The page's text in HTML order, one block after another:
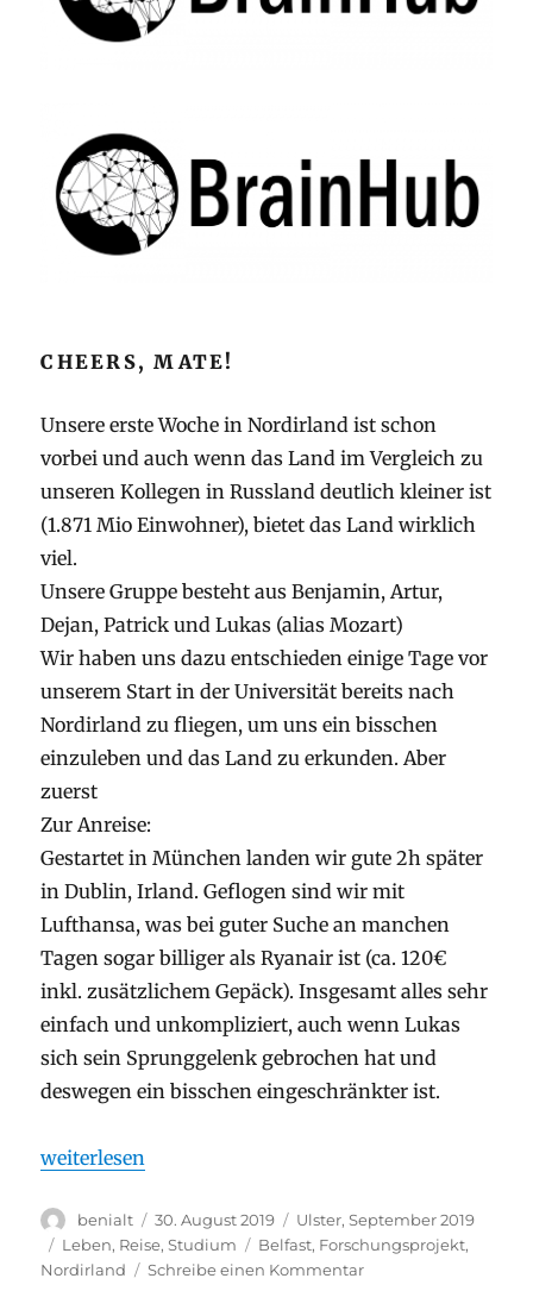
CHEERS, MATE!
Unsere erste Woche in Nordirland ist schon
vorbei und auch wenn das Land im Vergleich zu
unseren Kollegen in Russland deutlich kleiner ist
(1.871 Mio Einwohner), bietet das Land wirklich
viel.
Unsere Gruppe besteht aus Benjamin, Artur,
Dejan, Patrick und Lukas (alias Mozart)
Wir haben uns dazu entschieden einige Tage vor
unserem Start in der Universität bereits nach
Nordirland zu fliegen, um uns ein bisschen
einzuleben und das Land zu erkunden. Aber
zuerst
Zur Anreise:
Gestartet in München landen wir gute 2h später
in Dublin, Irland. Geflogen sind wir mit
Lufthansa, was bei guter Suche an manchen
Tagen sogar billiger als Ryanair ist (ca. 120€
inkl. zusätzlichem Gepäck). Insgesamt alles sehr
einfach und unkompliziert, auch wenn Lukas
sich sein Sprunggelenk gebrochen hat und
deswegen ein bisschen eingeschränkter ist.
„Anreise und erste Woche in Belfast“
weiterlesen
Autor
benialt
Veröffentlicht
am
30. August 2019 Stay
Ulster, September 2019
Kategorien
Leben, Reise,Studium Schlagwörter
Belfast, Forschungsprojekt,
Nordirland
Schreibe einen Kommentarzu